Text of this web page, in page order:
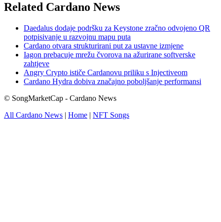
Related Cardano News
Daedalus dodaje podršku za Keystone zračno odvojeno QR
potpisivanje u razvojnu mapu puta
Cardano otvara strukturirani put za ustavne izmjene
Iagon prebacuje mrežu čvorova na ažurirane softverske
zahtjeve
Angry Crypto ističe Cardanovu priliku s Injectiveom
Cardano Hydra dobiva značajno poboljšanje performansi
© SongMarketCap - Cardano News
All Cardano News | Home | NFT Songs